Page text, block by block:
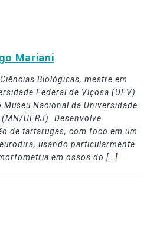
Mariani
Biológicas, mestre em
Federal de Viçosa (UFV)
Nacional da Universidade
UFRJ). Desenvolve
de tartarugas, com foco em um
usando particularmente
em ossos do […]